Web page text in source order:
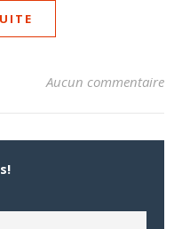
Aucun commentaire